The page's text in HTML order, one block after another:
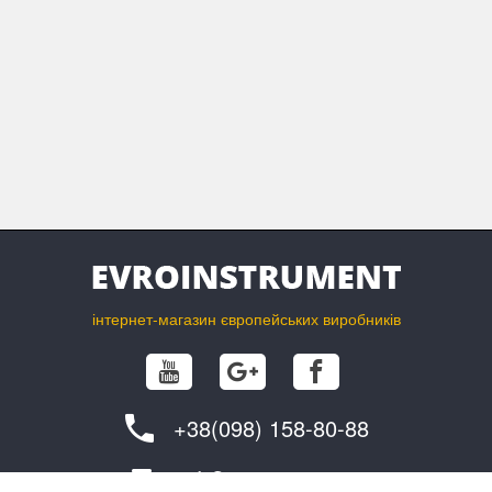
інтернет-магазин європейських виробників
+38(098) 158-80-88
info@evroinstrument.com